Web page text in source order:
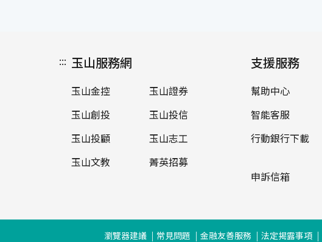
DJSI將金融機構分為銀行、保險、綜合金融服
務三大類別，依據治理、環境、社會三大主題
進行綜合評分。全球共有超過700家銀行參與
今年的評鑑，評分面向特別重視公司治理、永
續金融、誠信經營及氣候變遷因應，並新增淨
零目標、投融資碳排放管理及職業安全衛生等
議題。在24個評分面向中，玉山在氣候策略、
竿，傑出表現讓台灣的金融業躍上國際舞台。
玉山積極參與各項國際倡議與永續評鑑，蒐集
initiative, SBTi)，是台灣第1家、全球第3家
::: 玉山服務網
玉山金控
玉山證券
玉山創投
玉山投信
玉山投顧
玉山志工
玉山文教
菁英招募
支援服務
幫助中心
智能客服
行動銀行下載
申訴信箱
瀏覽器建議 常見問題 金融友善服務 法定揭露事項